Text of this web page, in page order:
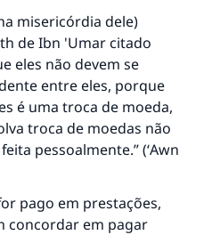
misericórdia dele)
de Ibn 'Umar citado
eles não devem se
entre eles, porque
é uma troca de moeda,
troca de moedas não
pessoalmente.” (‘Awn
pago em prestações,
concordar em pagar
à Ummah
O Profeta ﷺ disse,
outros a fazer o
mesma recompensa
o fazem."
1893)